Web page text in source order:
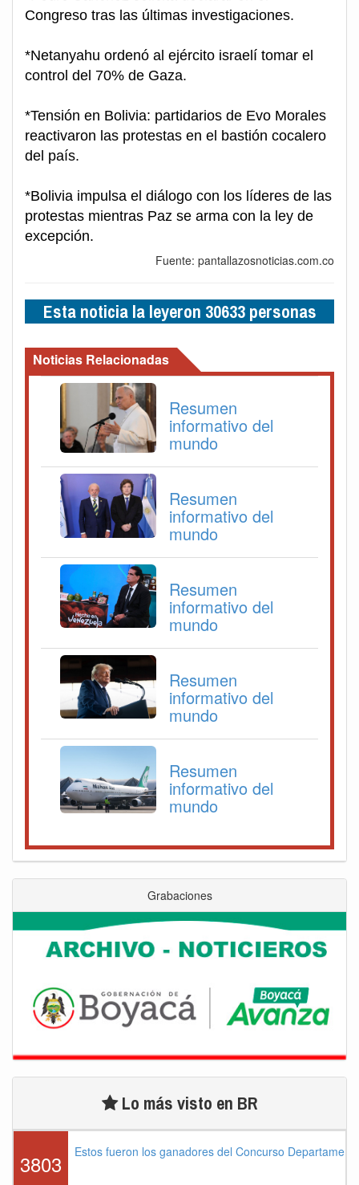
Congreso tras las últimas investigaciones.
*Netanyahu ordenó al ejército israelí tomar el
control del 70% de Gaza.
*Tensión en Bolivia: partidarios de Evo Morales
reactivaron las protestas en el bastión cocalero
del país.
*Bolivia impulsa el diálogo con los líderes de las
protestas mientras Paz se arma con la ley de
excepción.
Fuente: pantallazosnoticias.com.co
Esta noticia la leyeron 30633 personas
Noticias Relacionadas
Resumen
informativo del
mundo
Resumen
informativo del
mundo
Resumen
informativo del
mundo
Resumen
informativo del
mundo
Resumen
informativo del
mundo
Grabaciones
Lo más visto en BR
3803 Estos fueron los ganadores del Concurso